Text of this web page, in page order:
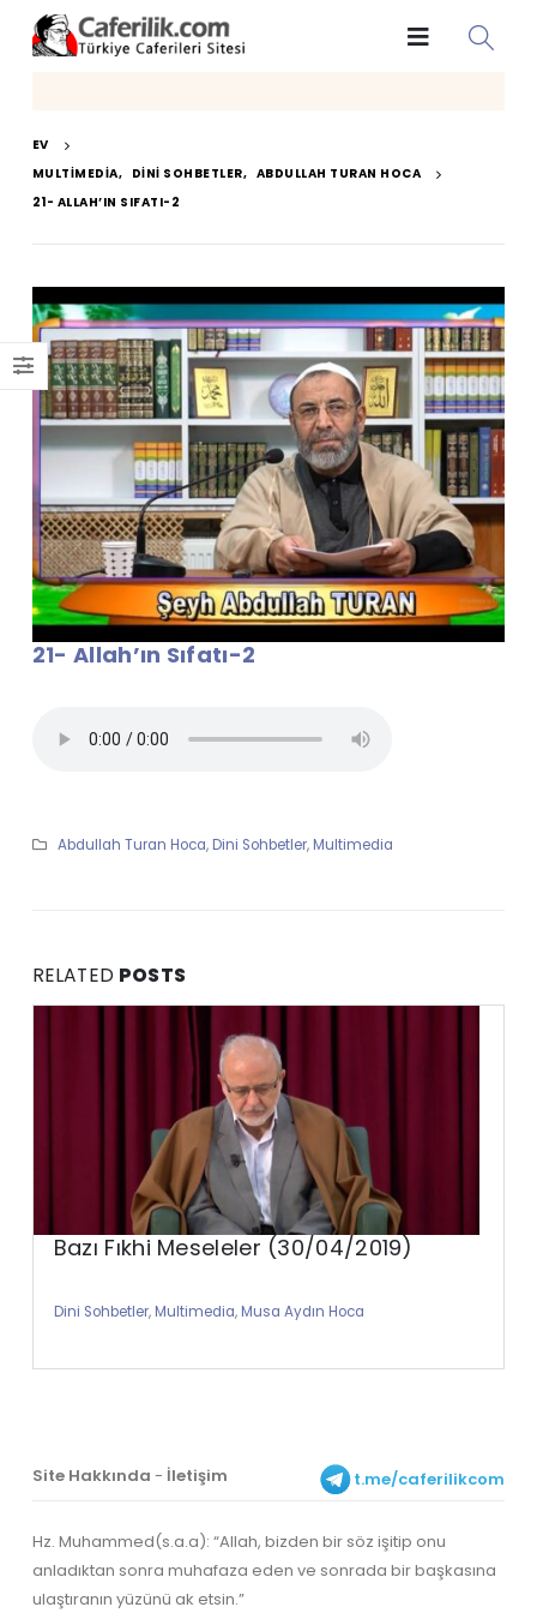
EV
MULTIMEDIA, DINI SOHBETLER, ABDULLAH TURAN HOCA
21- ALLAH’IN SIFATI-2
21- Allah’ın Sıfatı-2
Abdullah Turan Hoca, Dini Sohbetler, Multimedia
RELATED POSTS
Bazı Fıkhi Meseleler (30/04/2019)
Dini Sohbetler, Multimedia, Musa Aydın Hoca
Site Hakkında - İletişim t.me/caferilikcom
Hz. Muhammed(s.a.a): “Allah, bizden bir söz işitip onu
anladıktan sonra muhafaza eden ve sonrada bir başkasına
ulaştıranın yüzünü ak etsin.”